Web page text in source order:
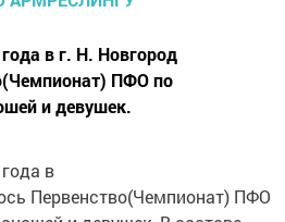
в г. Н. Новгород
ПФО по
и девушек.
в
Первенство(Чемпионат) ПФО